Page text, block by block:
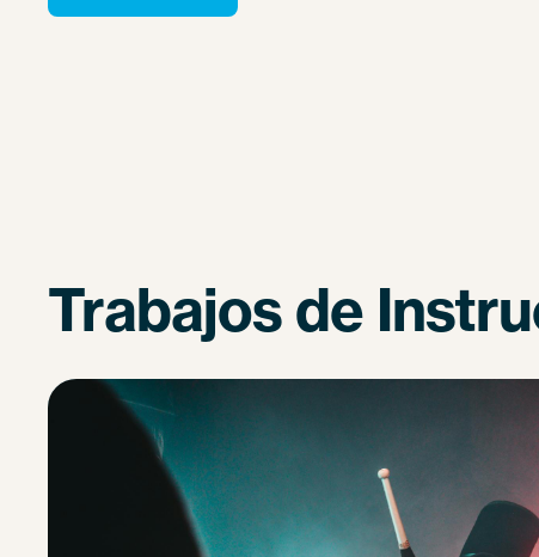
Trabajos de